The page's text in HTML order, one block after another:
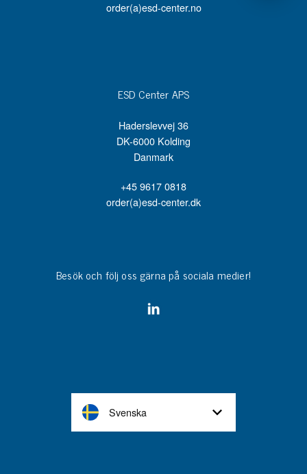
order(a)esd-center.no
ESD Center APS
Haderslevvej 36
DK-6000 Kolding
Danmark
+45 9617 0818
order(a)esd-center.dk
Besök och följ oss gärna på sociala medier!
Svenska